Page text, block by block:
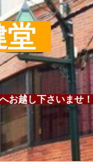
堂
お越し下さいませ！